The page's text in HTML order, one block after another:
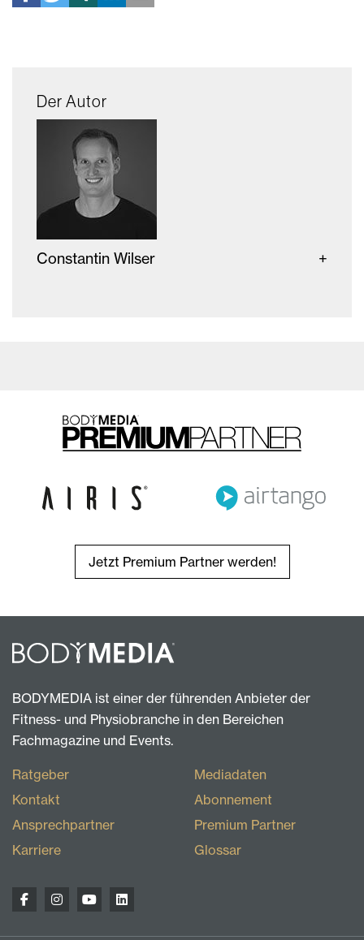
Der Autor
Constantin Wilser
Jetzt Premium Partner werden!
BODYMEDIA ist einer der führenden Anbieter der
Fitness- und Physiobranche in den Bereichen
Fachmagazine und Events.
Ratgeber
Kontakt
Ansprechpartner
Karriere
Mediadaten
Abonnement
Premium Partner
Glossar